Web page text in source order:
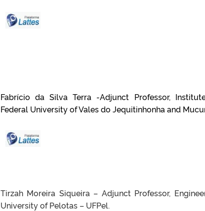
Fabrício da Silva Terra -Adjunct Professor,
Federal University of Vales do Jequitinhonha and
Tirzah Moreira Siqueira – Adjunct Professor,
University of Pelotas – UFPel.